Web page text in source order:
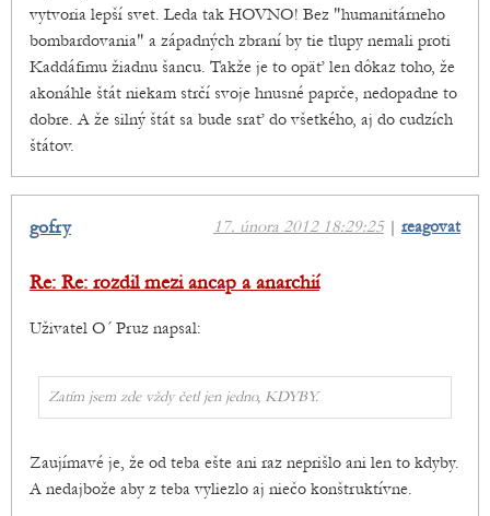
vytvoria lepší svet. Leda tak HOVNO! Bez "humanitárneho
bombardovania" a západných zbraní by tie tlupy nemali proti
Kaddáfimu žiadnu šancu. Takže je to opäť len dôkaz toho, že
akonáhle štát niekam strčí svoje hnusné paprče, nedopadne to
dobre. A že silný štát sa bude srať do všetkého, aj do cudzích
štátov.
17. února 2012 18:29:25| reagovat
gofry
Re: Re: rozdil mezi ancap a anarchií
Uživatel O´ Pruz napsal:
Zatím jsem zde vždy četl jen jedno, KDYBY.
Zaujímavé je, že od teba ešte ani raz neprišlo ani len to kdyby.
A nedajbože aby z teba vyliezlo aj niečo konštruktívne.